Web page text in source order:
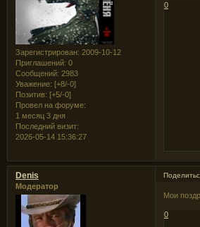
Зарегистрирован: 2009-10-12
Приглашений: 0
Сообщений: 2983
Уважение: [+8/-0]
Позитив: [+5/-0]
Провел на форуме:
1 месяц 3 дня
Последний визит:
2026-05-14 15:36:27
0
Denis
Модератор
Мои
0